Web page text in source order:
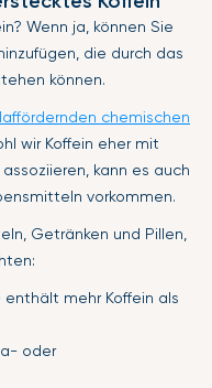
Wenn ja, können Sie
die durch das
können.
chemischen
wir Koffein eher mit
kann es auch
vorkommen.
Getränken und Pillen,
mehr Koffein als
oder